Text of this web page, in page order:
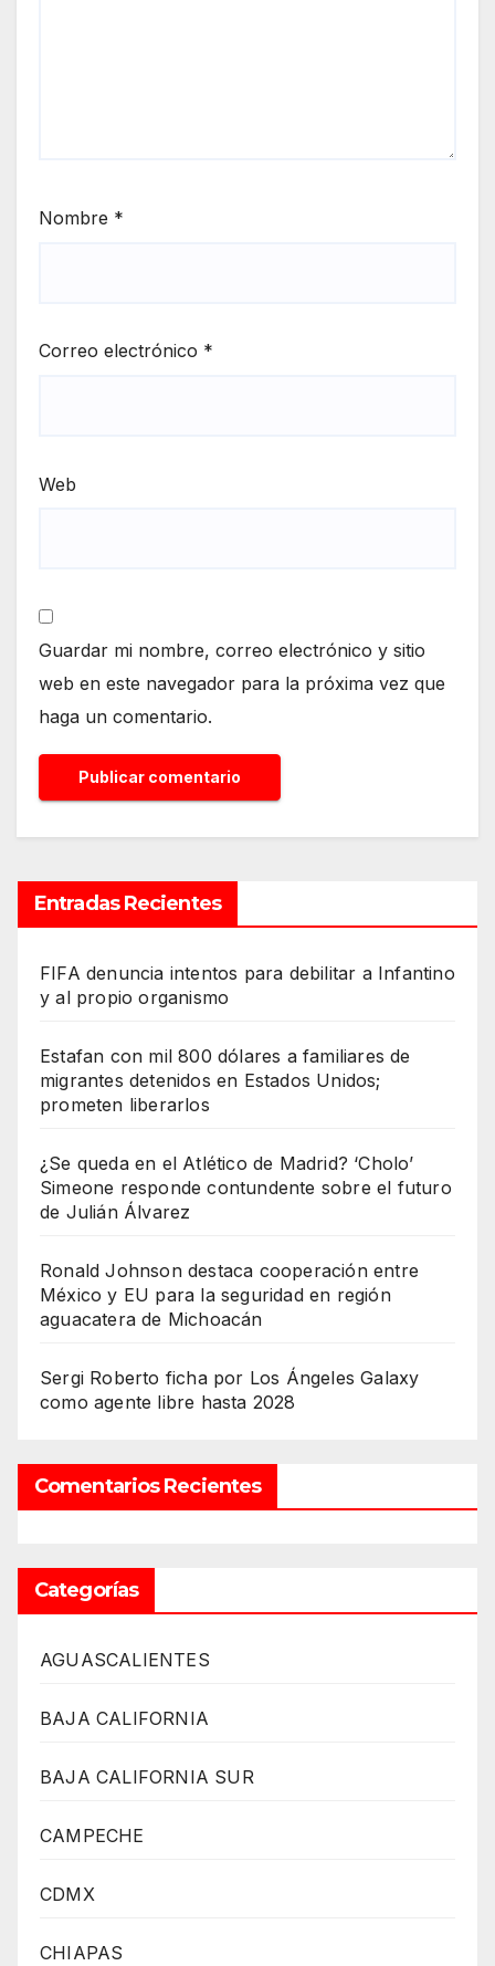
Nombre *
Correo electrónico *
Web
Guardar mi nombre, correo electrónico y sitio
web en este navegador para la próxima vez que
haga un comentario.
Entradas Recientes
FIFA denuncia intentos para debilitar a Infantino
y al propio organismo
Estafan con mil 800 dólares a familiares de
migrantes detenidos en Estados Unidos;
prometen liberarlos
¿Se queda en el Atlético de Madrid? ‘Cholo’
Simeone responde contundente sobre el futuro
de Julián Álvarez
Ronald Johnson destaca cooperación entre
México y EU para la seguridad en región
aguacatera de Michoacán
Sergi Roberto ficha por Los Ángeles Galaxy
como agente libre hasta 2028
Comentarios Recientes
Categorías
AGUASCALIENTES
BAJA CALIFORNIA
BAJA CALIFORNIA SUR
CAMPECHE
CDMX
CHIAPAS